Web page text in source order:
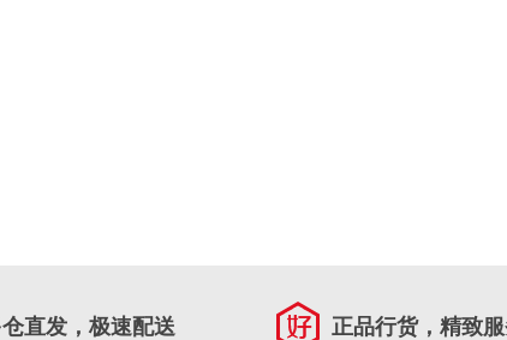
直发，极速配送 正品行货，精致